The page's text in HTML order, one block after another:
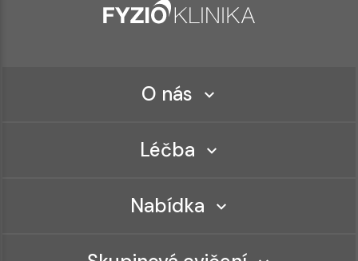
O nás
Léčba
Nabídka